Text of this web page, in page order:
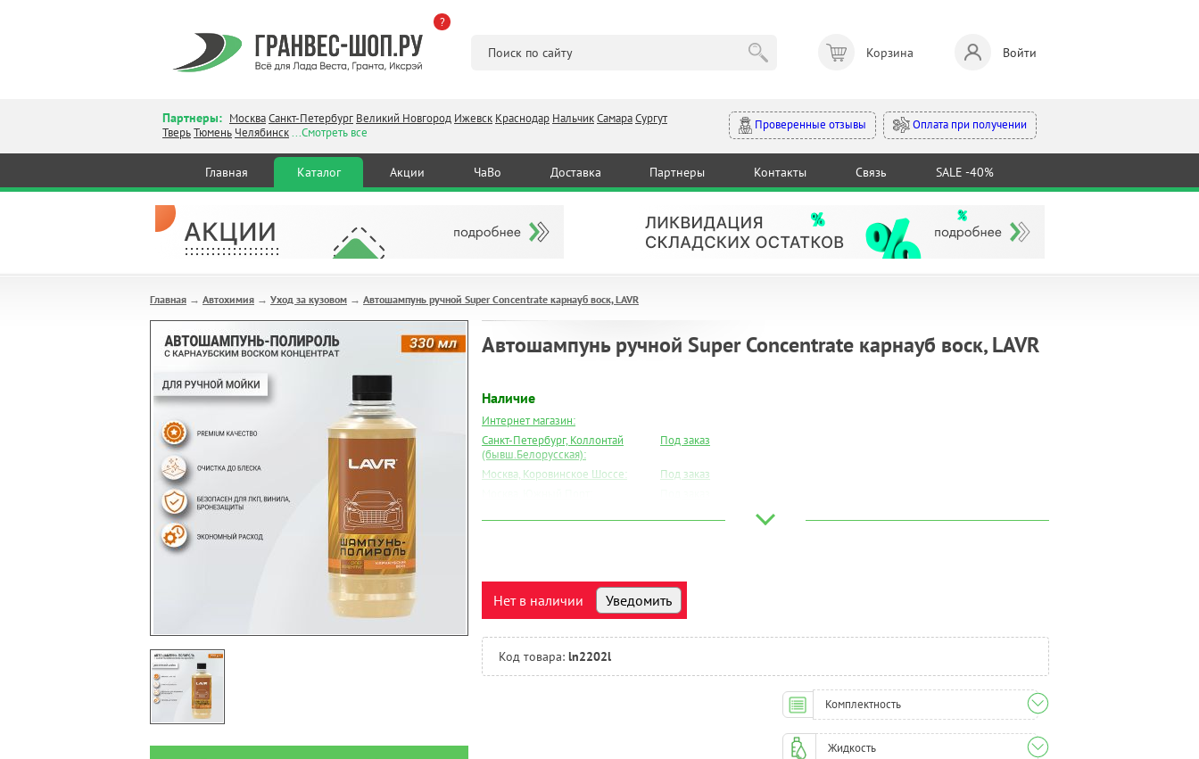
?
Корзина Войти
Партнеры: МоскваСанкт-Петербург Великий Новгород Ижевск Краснодар НальчикСамараСургут
ТверьТюмень Челябинск...Смотреть все
Проверенные отзывы Оплата при получении
Главная Каталог Акции ЧаВо Доставка Партнеры Контакты Связь SALE -40%
Главная → Автохимия → Уход за кузовом → Автошампунь ручной Super Concentrate карнауб воск, LAVR
Автошампунь ручной Super Concentrate карнауб воск, LAVR
Наличие
Интернет магазин:
Санкт-Петербург, Коллонтай
(бывш.Белорусская):
Под заказ
Москва, Коровинское Шоссе:
Под заказ
Под заказ
Под заказ
Нет в наличии Уведомить
Код товара: ln2202l
Комплектность
Жидкость